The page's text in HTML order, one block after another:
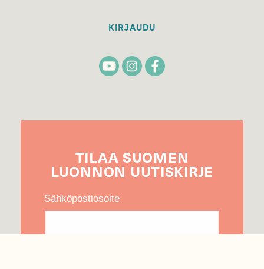
KIRJAUDU
TILAA SUOMEN
LUONNON UUTIS­KIRJE
Sähköpostiosoite